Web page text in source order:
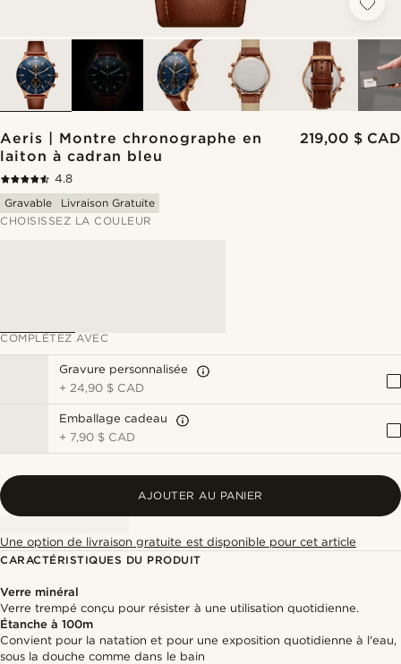
Aeris | Montre chronographe en
laiton à cadran bleu
219,00 $ CAD
4.8
Gravable
Livraison Gratuite
CHOISISSEZ LA COULEUR
COMPLÉTEZ AVEC
Gravure personnalisée
+24,90 $ CAD
Emballage cadeau
+ 7,90 $ CAD
AJOUTER AU PANIER
Une option de livraison gratuite est disponible pour cet article
CARACTÉRISTIQUES DU PRODUIT
Verre minéral
Verre trempé conçu pour résister à une utilisation quotidienne.
Étanche à 100m
Convient pour la natation et pour une exposition quotidienne à l'eau,
sous la douche comme dans le bain